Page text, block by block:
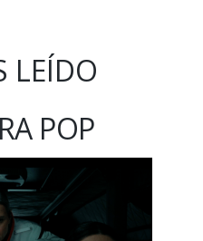
LEÍDO
POP